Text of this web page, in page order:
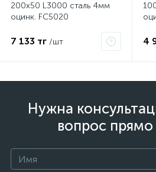
200х50 L3000 сталь 4мм
оцинк. FC5020
7 133 тг /шт 4
Нужна
вопрос прямо